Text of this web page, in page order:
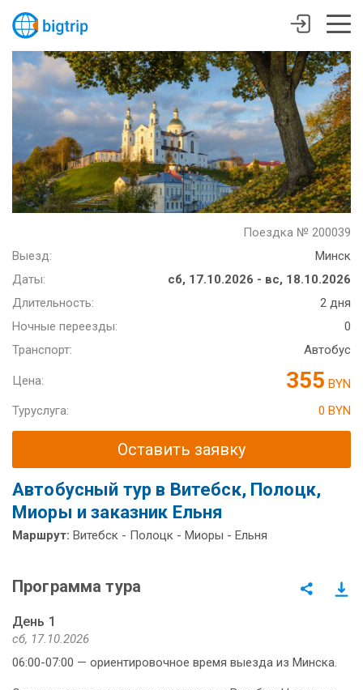
Поездка № 200039
Выезд:
Минск
Даты:
сб, 17.10.2026 - вс, 18.10.2026
Длительность:
2 дня
Ночные переезды:
0
Транспорт:
Автобус
Цена: 355 BYN
Туруслуга:
0 BYN
Оставить заявку
Автобусный тур в Витебск, Полоцк,
Миоры и заказник Ельня
Маршрут: Витебск - Полоцк - Миоры - Ельня
Программа тура
День 1
сб, 17.10.2026
06:00-07:00 — ориентировочное время выезда из Минска.